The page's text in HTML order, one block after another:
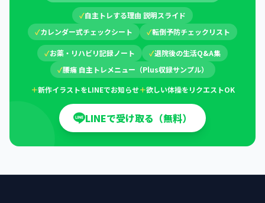
✓自主トレする理由 説明スライド
✓カレンダー式チェックシート ✓転倒予防チェックリスト
✓お薬・リハビリ記録ノート ✓退院後の生活Q&A集
✓腰痛 自主トレメニュー（Plus収録サンプル）
＋新作イラストをLINEでお知らせ＋欲しい体操をリクエストOK
LINEで受け取る（無料）